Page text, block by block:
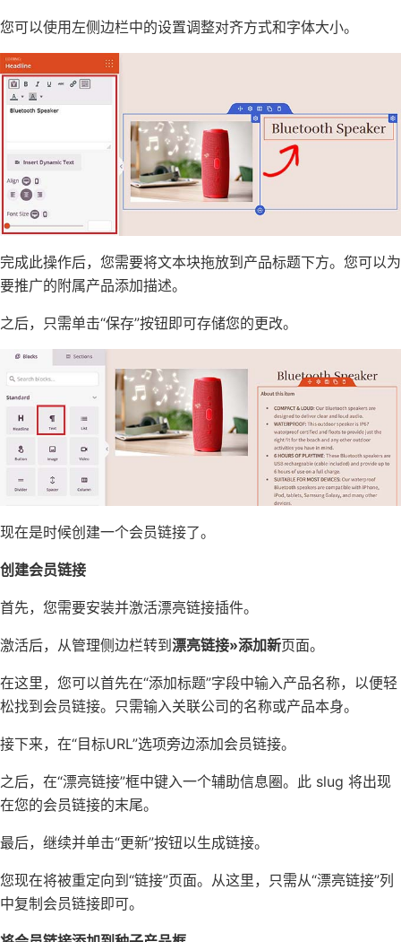
您可以使用左侧边栏中的设置调整对齐方式和字体大小。
完成此操作后，您需要将文本块拖放到产品标题下方。您可以为
要推广的附属产品添加描述。
之后，只需单击“保存”按钮即可存储您的更改。
现在是时候创建一个会员链接了。
创建会员链接
首先，您需要安装并激活漂亮链接插件。
激活后，从管理侧边栏转到 漂亮链接»添加新页面。
在这里，您可以首先在“添加标题”字段中输入产品名称，以便轻
松找到会员链接。只需输入关联公司的名称或产品本身。
接下来，在“目标URL”选项旁边添加会员链接。
之后，在“漂亮链接”框中键入一个辅助信息圈。此 slug 将出现
在您的会员链接的末尾。
最后，继续并单击“更新”按钮以生成链接。
您现在将被重定向到“链接”页面。从这里，只需从“漂亮链接”列
中复制会员链接即可。